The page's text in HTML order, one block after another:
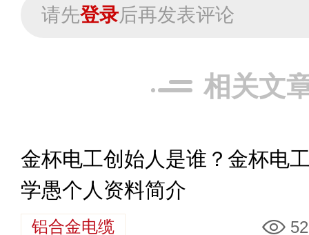
请先登录后再发表评论
相关文
金杯电工创始人是谁？金杯电
学愚个人资料简介
铝合金电缆